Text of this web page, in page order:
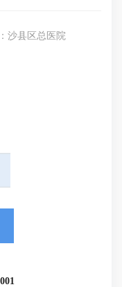
沙县区总医院